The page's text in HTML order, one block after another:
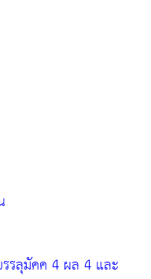
รลุมัคค 4 ผล 4 และ